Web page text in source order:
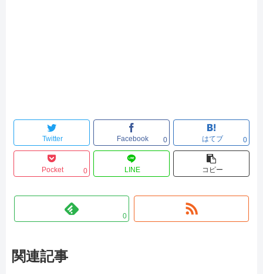
Twitter Facebook 0 はてブ 0
Pocket 0 LINE コピー
0
関連記事